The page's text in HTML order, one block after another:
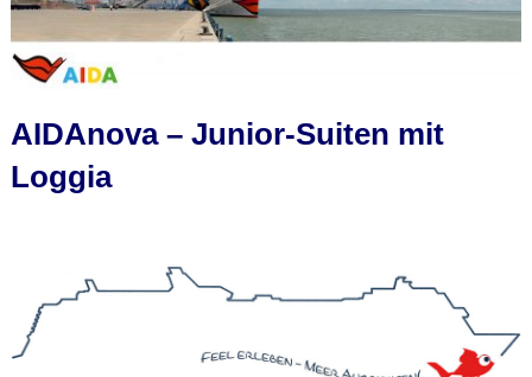
AIDAnova – Junior-Suiten mit
Loggia